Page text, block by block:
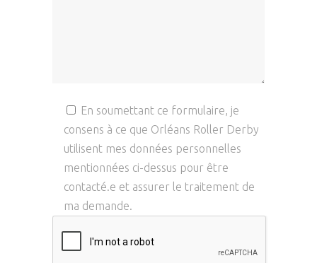
En soumettant ce formulaire, je
consens à ce que Orléans Roller Derby
utilisent mes données personnelles
mentionnées ci-dessus pour être
contacté.e et assurer le traitement de
ma demande.